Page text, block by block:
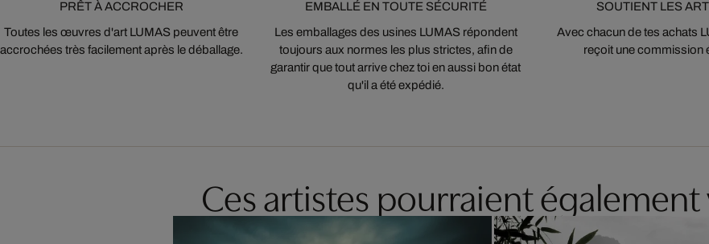
PRÊT À ACCROCHER
Toutes les œuvres d'art LUMAS peuvent être
accrochées très facilement après le déballage.
EMBALLÉ EN TOUTE SÉCURITÉ
Les emballages des usines LUMAS répondent
toujours aux normes les plus strictes, afin de
garantir que tout arrive chez toi en aussi bon état
qu'il a été expédié.
SOUTIENT LES
Avec chacun de tes achats
reçoit une commission
Ces artistes pourraient